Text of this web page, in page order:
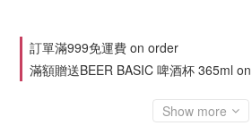
訂單滿999免運費 on order
滿額贈送BEER BASIC 啤酒杯 365ml
Show more